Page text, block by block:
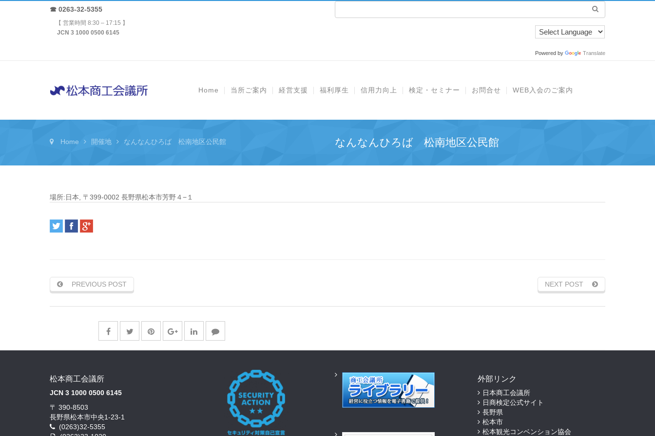
☎ 0263-32-5355
【 営業時間 8:30 – 17:15 】
JCN 3 1000 0500 6145
Powered by Translate
Home 当所ご案内 経営支援 福利厚生 信用力向上 検定・セミナー お問合せ WEB入会のご案内
Home 開催地 なんなんひろば 松南地区公民館 なんなんひろば 松南地区公民館
場所:日本, 〒399-0002 長野県松本市芳野４−１
PREVIOUS POST NEXT POST
松本商工会議所
JCN 3 1000 0500 6145
〒 390-8503
長野県松本市中央1-23-1
(0263)32-5355
外部リンク
日本商工会議所
日商検定公式サイト
長野県
松本市
松本観光コンベンション協会